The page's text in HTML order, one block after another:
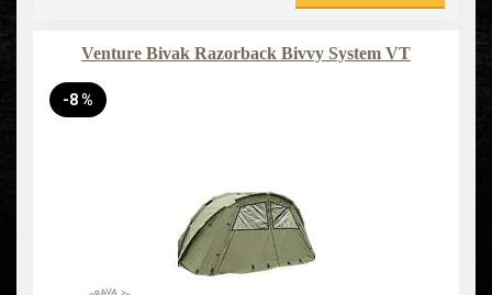
Venture Bivak Razorback Bivvy System VT
-8 %